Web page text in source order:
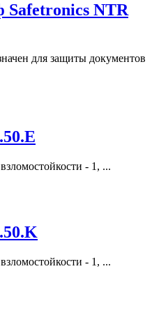
Safetronics NTR
для защиты документов
- 1, ...
- 1, ...